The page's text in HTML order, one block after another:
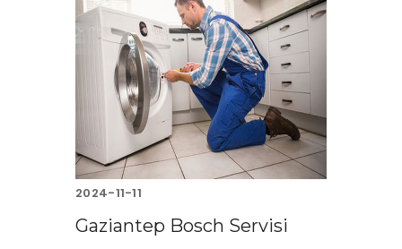
2024-11-11
Gaziantep Bosch Servisi